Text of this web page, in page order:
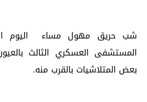
شب حريق مهول مساء اليوم
المستشفى العسكري الثالث
بعض المتلاشيات بالقرب منه.